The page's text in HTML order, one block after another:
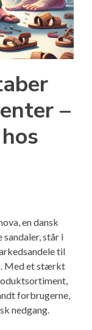
–
en dansk
står i
til
Med et stærkt
forbrugerne,
nedgang.